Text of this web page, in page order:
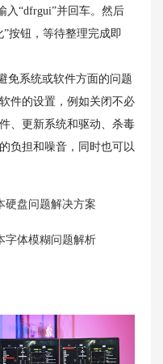
入“dfrgui”并回车。然后
按钮，等待整理完成即
系统或软件方面的问题
件的设置，例如关闭不必
、更新系统和驱动、杀毒
负担和噪音，同时也可以
硬盘问题解决方案
字体模糊问题解析